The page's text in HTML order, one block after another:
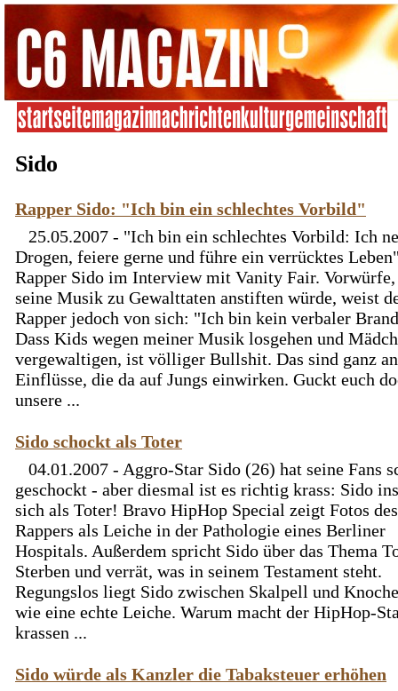
Sido
Rapper Sido: "Ich bin ein schlechtes Vorbild"
25.05.2007 - "Ich bin ein schlechtes Vorbild: Ich
Drogen, feiere gerne und führe ein verrücktes
Rapper Sido im Interview mit Vanity Fair. Vorwürfe,
seine Musik zu Gewalttaten anstiften würde, weist
Rapper jedoch von sich: "Ich bin kein verbaler
Dass Kids wegen meiner Musik losgehen und
vergewaltigen, ist völliger Bullshit. Das sind ganz
Einflüsse, die da auf Jungs einwirken. Guckt euch
unsere ...
Sido schockt als Toter
04.01.2007 - Aggro-Star Sido (26) hat seine Fans
geschockt - aber diesmal ist es richtig krass: Sido
sich als Toter! Bravo HipHop Special zeigt Fotos des
Rappers als Leiche in der Pathologie eines Berliner
Hospitals. Außerdem spricht Sido über das Thema
Sterben und verrät, was in seinem Testament steht.
Regungslos liegt Sido zwischen Skalpell und
wie eine echte Leiche. Warum macht der HipHop-
krassen ...
Sido würde als Kanzler die Tabaksteuer erhöhen